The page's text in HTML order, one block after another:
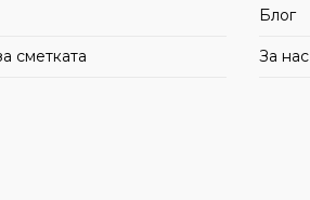
сметката
Блог
За нас